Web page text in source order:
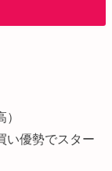
い優勢でスター